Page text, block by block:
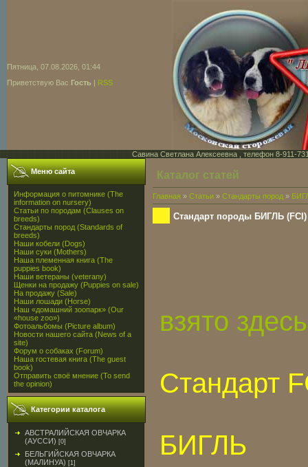
Пятница, 07.08.2026, 01:44
Приветствую Вас Гость | RSS
Савина Светлана Алексеевна , телефон 8-911-
Меню сайта
Информация о питомнике (The
information on nursery)
Статьи по породам (Clauses on
breeds)
Стандарты пород (Standards of
breeds)
Наши кобели (Dogs)
Наши суки (Mothers)
Наша племенная книга (The
puppies book)
Наши ветераны (veterany)
Щенки на продажу (Puppies on sale)
На продажу (Sale)
Наши лошади (Horse)
Наш «домашний зоопарк» (Our
«house zoo»)
Фотоальбомы (Picture album)
Новости нашего сайта (News of a
site)
Форум о собаках (Forum)
Наша гостевая книга (The guest
book)
Отправить своё мнение (To send
the opinion)
Категории каталога
АВСТРАЛИЙСКАЯ ОВЧАРКА
(АУССИ) [0]
БЕЛЬГИЙСКАЯ ОВЧАРКА
(МАЛИНУА) [1]
Каталог статей
Главная » Статьи » Стандарты пород »
Стандарт породы БИГЛЬ (FCI)
взято
Стандарт
БИГЛЬ